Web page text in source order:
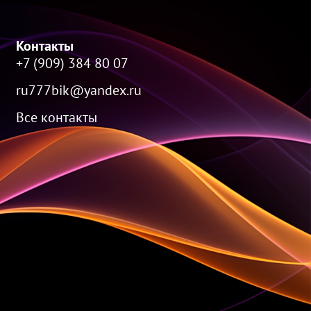
Контакты
+7 (909) 384 80 07
ru777bik@yandex.ru
Все контакты